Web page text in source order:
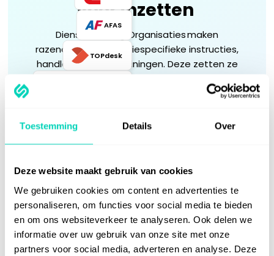
Toestemming Details Over
Deze website maakt gebruik van cookies
We gebruiken cookies om content en advertenties te
personaliseren, om functies voor social media te bieden
en om ons websiteverkeer te analyseren. Ook delen we
informatie over uw gebruik van onze site met onze
partners voor social media, adverteren en analyse. Deze
AFAS
TOPdesk
voor inzetten
Dienstverlening Organisatiesmaken
razendsnel organisatiespecifieke instructies,
handleidingen en trainingen. Deze zetten ze
Implementatie
Kennisborging
Digitale
zelfredzaamheid
AI awareness Procesdocumentatie